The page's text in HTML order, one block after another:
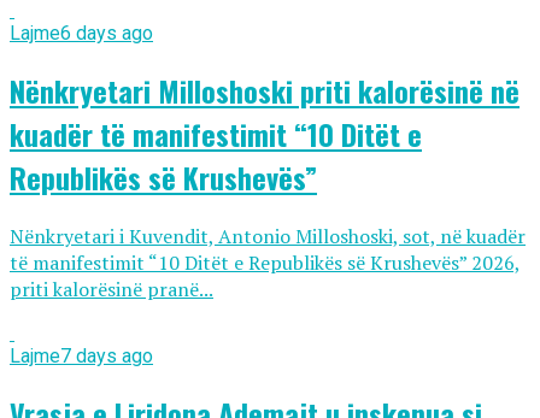
Lajme6 days ago
Nënkryetari Milloshoski priti kalorësinë në
kuadër të manifestimit “10 Ditët e
Republikës së Krushevës”
Nënkryetari i Kuvendit, Antonio Milloshoski, sot, në kuadër
të manifestimit “10 Ditët e Republikës së Krushevës” 2026,
priti kalorësinë pranë...
Lajme7 days ago